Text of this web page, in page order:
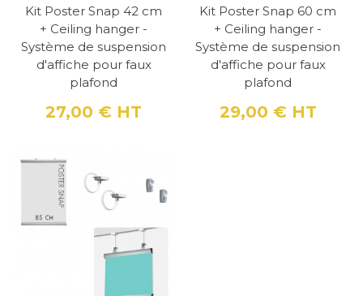
Kit Poster Snap 42 cm
+ Ceiling hanger -
Système de suspension
d'affiche pour faux
plafond
Prix
27,00 € HT
Kit Poster Snap 60 cm
+ Ceiling hanger -
Système de suspension
d'affiche pour faux
plafond
Prix
29,00 € HT